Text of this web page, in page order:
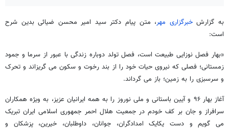
به گزارشخبرگزاری مهر، متن پیام دکتر سید امیر محسن ضیائی بدین شرح
است:
«بهار فصل نوزایی طبیعت است، فصل تولد دوباره زندگی با عبور از سرما و جمود
زمستانی؛ فصلی که نیروی حیات خود را از بند رخوت و سکون می گریزاند و تحرک
و سرسبزی را به زمین؛ باز می گرداند.
آغاز بهار ۹۶ و آیین باستانی و ملی نوروز را به همه ایرانیان عزیز، به ویژه همکاران
سرافراز و جان بر کف خودم در جمعیت هلال احمر جمهوری اسلامی ایران تبریک
می گویم و دست یکایک امدادگران، جوانان، داوطلبان، خیرین، پزشکان و